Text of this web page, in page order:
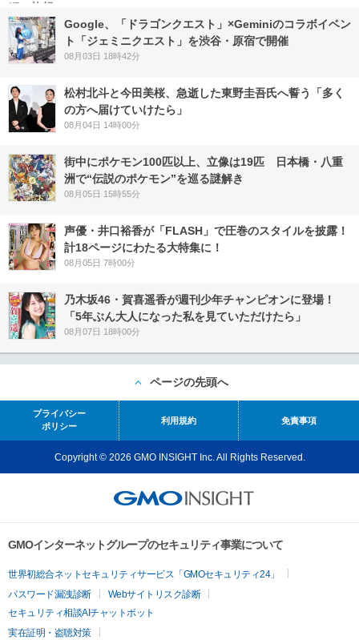
Google、「ドラゴンクエスト」×Geminiのコラボイベン
ト「ジェミニクエスト」を渋谷・原宿で開催
08月03日 18時42分
松村北斗と今田美桜、急逝した東野圭吾氏へ誓う「多く
の方へ届けていけたら」
08月04日 14時00分
街中にポケモン100匹以上、立像は19匹 日本橋・八重
洲で“伝説のポケモン”を巡る謎解き
08月05日 15時55分
声優・井口裕香が「FLASH」で圧巻のスタイルを披露！
計18ページにわたる大特集に！
08月05日 7時00分
乃木坂46・賀喜遥香が週刊少年チャンピオンに登場！
「5年ぶん大人になった私を見ていただけたら」
08月07日 18時00分
ページの先頭へ
プライバシー
ポリシー
利用規約 免責事項
Copyright © 2026 GMO INSIGHT Inc. All Rights Reserved.
GMOインターネットグループのセキュリティ事業について
世界初総合ネットセキュリティサービス「GMOセキュリティ24」
パスワード漏洩診断
Webサイトリスク診断
セキュリティ相談AIチャットボット
実在証明・盗聴対策